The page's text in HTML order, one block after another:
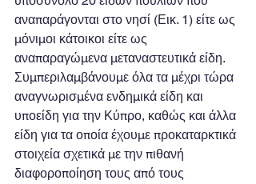
αναπαράγονται στο νησί (Εικ. 1) είτε ως
μόνιμοι κάτοικοι είτε ως
αναπαραγώμενα μεταναστευτικά είδη.
Συμπεριλαμβάνουμε όλα τα μέχρι τώρα
αναγνωρισμένα ενδημικά είδη και
υποείδη για την Κύπρο, καθώς και άλλα
είδη για τα οποία έχουμε προκαταρκτικά
στοιχεία σχετικά με την πιθανή
διαφοροποίηση τους από τους